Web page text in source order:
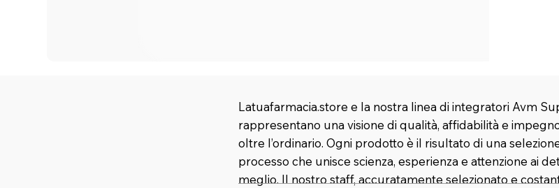
Latuafarmacia.store e la nostra linea di integratori Avm
rappresentano una visione di qualità, affidabilità e
oltre l’ordinario. Ogni prodotto è il risultato di una
processo che unisce scienza, esperienza e attenzione ai
meglio. Il nostro staff, accuratamente selezionato e